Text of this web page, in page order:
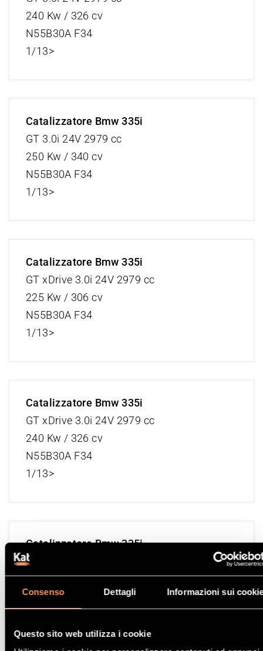
Consenso Dettagli Informazioni sui
Questo sito web utilizza i cookie
240 Kw / 326 cv
N55B30A F34
1/13>
Catalizzatore Bmw 335i
GT 3.0i 24V 2979 cc
250 Kw / 340 cv
N55B30A F34
1/13>
Catalizzatore Bmw 335i
GT xDrive 3.0i 24V 2979 cc
225 Kw / 306 cv
N55B30A F34
1/13>
Catalizzatore Bmw 335i
GT xDrive 3.0i 24V 2979 cc
240 Kw / 326 cv
N55B30A F34
1/13>
Catalizzatore Bmw 335i
GT xDrive 3.0i 24V 2979 cc
250 Kw / 340 cv
N55B30A F34